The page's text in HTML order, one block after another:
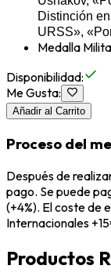
Distinción
URSS»,
Medalla
Disponibilidad:
Me Gusta:
Añadir al Carrito
Proceso del
Después de
pago. Se puede
(+4%). El coste de
Internacionales
Productos